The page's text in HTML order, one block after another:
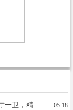
福林御景良城个人一手房， 88平 2室一厅一卫，精装，无配套 58万 联系电话18830942555 05-18